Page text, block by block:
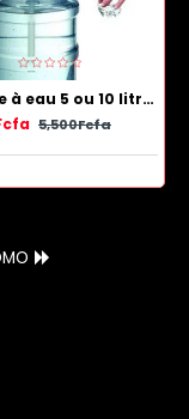
Pompe à eau 5 ou 10 litres - Bleu Blanc
5,500Fcfa